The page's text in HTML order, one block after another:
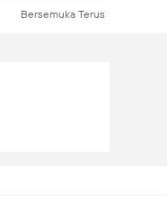
Bersemuka Terus